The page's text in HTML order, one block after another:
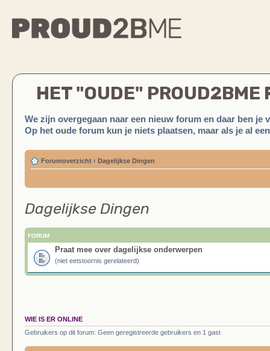
HET "OUDE" PROUD2BME
We zijn overgegaan naar een nieuw forum en daar ben je
Op het oude forum kun je niets plaatsen, maar als je al
Forumoverzicht ‹ Dagelijkse Dingen
Dagelijkse Dingen
FORUM
Praat mee over dagelijkse onderwerpen
(niet eetstoornis gerelateerd)
WIE IS ER ONLINE
Gebruikers op dit forum: Geen geregistreerde gebruikers en 1 gast